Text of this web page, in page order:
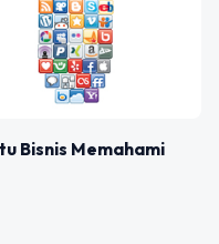
Bisnis Memahami